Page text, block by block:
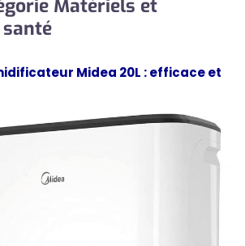
Matériels et
Midea 20L : efficace et